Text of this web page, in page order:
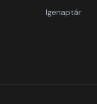
Igenaptár